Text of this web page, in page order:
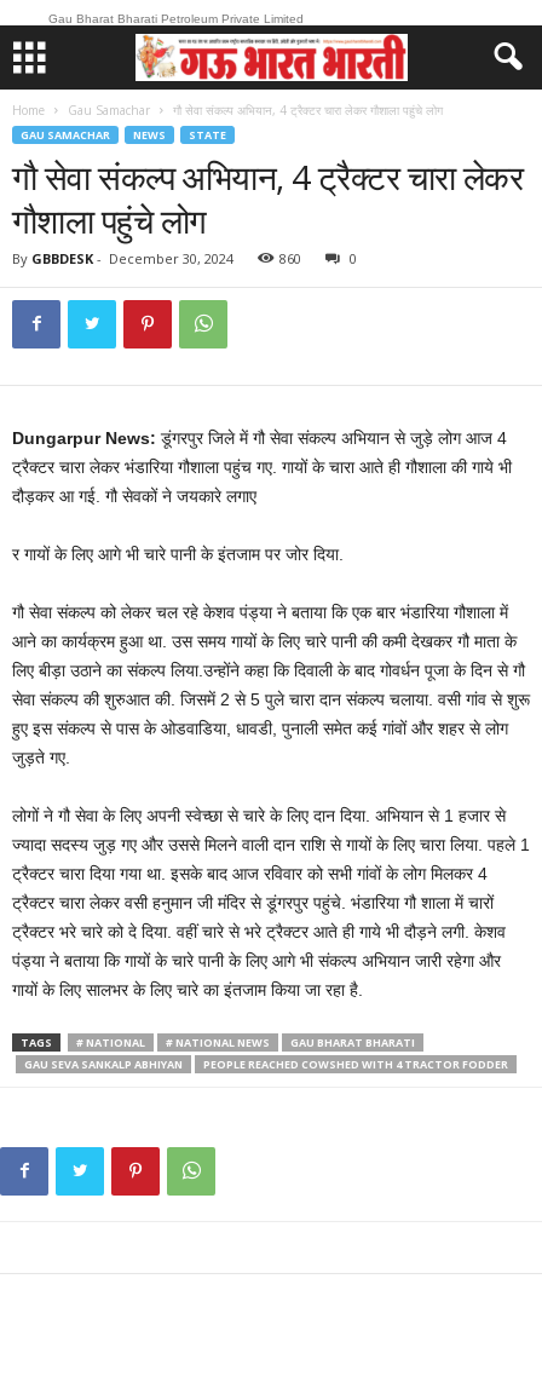
Gau Bharat Bharati Petroleum Private Limited
Home Gau Samachar गौ सेवा संकल्प अभियान, 4 ट्रैक्टर चारा लेकर गौशाला पहुंचे लोग
GAU SAMACHAR NEWS STATE
गौ सेवा संकल्प अभियान, 4 ट्रैक्टर चारा लेकर
गौशाला पहुंचे लोग
By GBBDESK - December 30, 2024 860 0
Dungarpur News: डूंगरपुर जिले में गौ सेवा संकल्प अभियान से जुड़े लोग आज 4
ट्रैक्टर चारा लेकर भंडारिया गौशाला पहुंच गए. गायों के चारा आते ही गौशाला की गाये भी
दौड़कर आ गई. गौ सेवकों ने जयकारे लगाए
र गायों के लिए आगे भी चारे पानी के इंतजाम पर जोर दिया.
गौ सेवा संकल्प को लेकर चल रहे केशव पंड्या ने बताया कि एक बार भंडारिया गौशाला में
आने का कार्यक्रम हुआ था. उस समय गायों के लिए चारे पानी की कमी देखकर गौ माता के
लिए बीड़ा उठाने का संकल्प लिया.उन्होंने कहा कि दिवाली के बाद गोवर्धन पूजा के दिन से गौ
सेवा संकल्प की शुरुआत की. जिसमें 2 से 5 पुले चारा दान संकल्प चलाया. वसी गांव से शुरू
हुए इस संकल्प से पास के ओडवाडिया, धावडी, पुनाली समेत कई गांवों और शहर से लोग
जुड़ते गए.
लोगों ने गौ सेवा के लिए अपनी स्वेच्छा से चारे के लिए दान दिया. अभियान से 1 हजार से
ज्यादा सदस्य जुड़ गए और उससे मिलने वाली दान राशि से गायों के लिए चारा लिया. पहले 1
ट्रैक्टर चारा दिया गया था. इसके बाद आज रविवार को सभी गांवों के लोग मिलकर 4
ट्रैक्टर चारा लेकर वसी हनुमान जी मंदिर से डूंगरपुर पहुंचे. भंडारिया गौ शाला में चारों
ट्रैक्टर भरे चारे को दे दिया. वहीं चारे से भरे ट्रैक्टर आते ही गाये भी दौड़ने लगी. केशव
पंड्या ने बताया कि गायों के चारे पानी के लिए आगे भी संकल्प अभियान जारी रहेगा और
गायों के लिए सालभर के लिए चारे का इंतजाम किया जा रहा है.
TAGS # NATIONAL # NATIONAL NEWS
GAU BHARAT BHARATI
GAU SEVA SANKALP ABHIYAN
PEOPLE REACHED COWSHED WITH 4 TRACTOR FODDER